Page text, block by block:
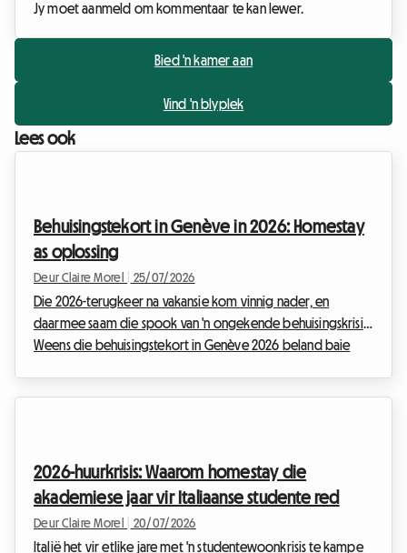
Jy moet aanmeld om kommentaar te kan lewer.
Bied 'n kamer aan
Vind 'n blyplek
Lees ook
Behuisingstekort in Genève in 2026: Homestay
as oplossing
Deur Claire Morel 25/07/2026
Die 2026-terugkeer na vakansie kom vinnig nader, en
daarmee saam die spook van 'n ongekende behuisingskrisis.
Weens die behuisingstekort in Genève 2026 beland baie
ons hierdie situasie met aandag en ons verstaan die enorme
st...
2026-huurkrisis: Waarom homestay die
akademiese jaar vir Italiaanse studente red
Deur Claire Morel 20/07/2026
Italië het vir etlike jare met 'n studentewoonkrisis te kampe